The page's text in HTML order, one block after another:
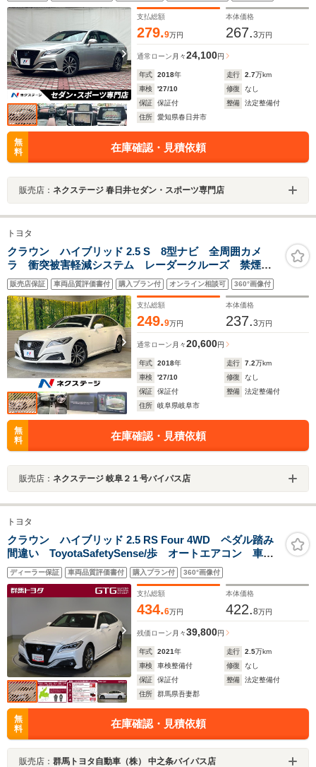
ター パワーシート スーパーライブ セーフティセン
支払総額
279.9万円
本体価格
267.3万円
通常ローン 月々24,100円
年式 2018年 走行 2.7万km
車検
'27/10 修復
なし
保証
保証付 整備
法定整備付
住所
愛知県春日井市
無
料
在庫確認・見積依頼
販売店： ネクステージ 春日井セダン・スポーツ専門店
トヨタ
クラウン ハイブリッド 2.5 S 8型ナビ 全周囲カメ
ラ 衝突被害軽減システム レーダークルーズ 禁煙
車 前席シートエアコン ドラレコ コーナーセンサ
ー スマートキー LEDヘッド ETC2.0 純正17インチ
アルミ
販売店保証 車両品質評価書付 購入プラン付 オンライン相談可 360°画像付
支払総額
249.9万円
本体価格
237.3万円
通常ローン 月々20,600円
年式 2018年 走行 7.2万km
車検
'27/10 修復
なし
保証
保証付 整備
法定整備付
住所
岐阜県岐阜市
無
料
在庫確認・見積依頼
販売店： ネクステージ 岐阜２１号バイパス店
トヨタ
クラウン ハイブリッド 2.5 RS Four 4WD ペダル踏み
間違い ToyotaSafetySense/歩 オートエアコン 車線
逸脱警報 パワステ 先進ライト パワーウィンド ブ
ラインドSモニタ クルーズコントロール ABS
ディーラー保証 車両品質評価書付 購入プラン付 360°画像付
支払総額
434.6万円
本体価格
422.8万円
残価ローン 月々39,800円
年式 2021年 走行 2.5万km
車検
車検整備付 修復
なし
保証
保証付 整備
法定整備付
住所
群馬県吾妻郡
無
料
在庫確認・見積依頼
販売店： 群馬トヨタ自動車（株） 中之条バイパス店